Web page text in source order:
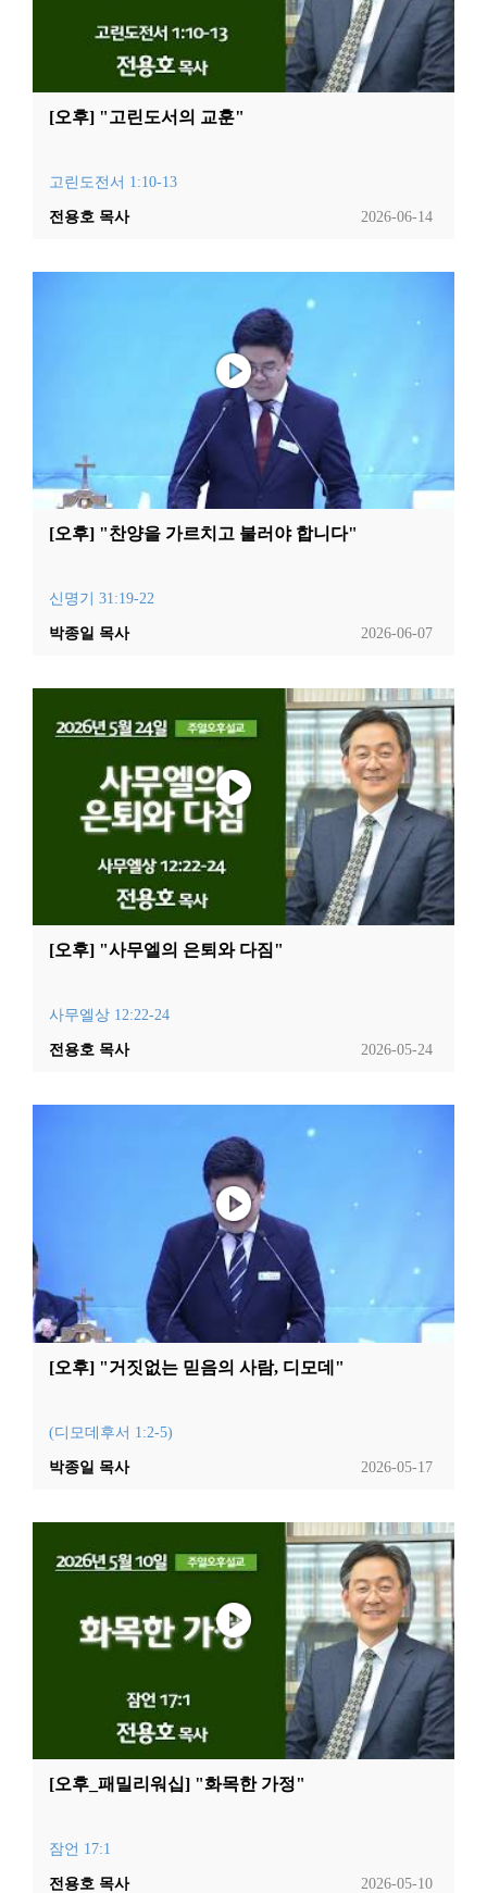
[오후] "고린도서의 교훈"
고린도전서 1:10-13
2026-06-14
전용호 목사
[오후] "찬양을 가르치고 불러야 합니다"
신명기 31:19-22
2026-06-07
박종일 목사
[오후] "사무엘의 은퇴와 다짐"
사무엘상 12:22-24
2026-05-24
전용호 목사
[오후] "거짓없는 믿음의 사람, 디모데"
(디모데후서 1:2-5)
2026-05-17
박종일 목사
[오후_패밀리워십] "화목한 가정"
잠언 17:1
2026-05-10
전용호 목사